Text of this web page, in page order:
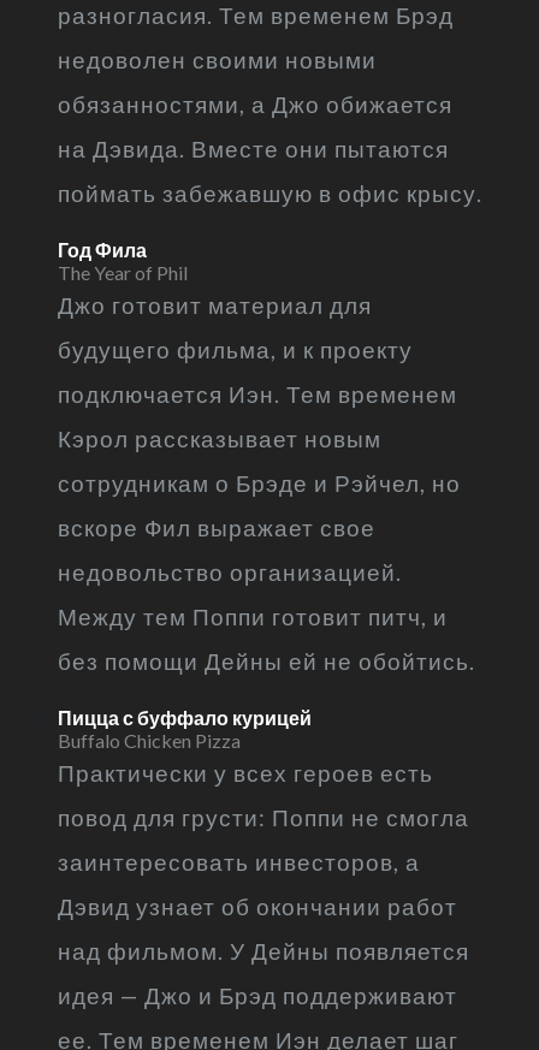
разногласия. Тем временем Брэд
недоволен своими новыми
обязанностями, а Джо обижается
на Дэвида. Вместе они пытаются
поймать забежавшую в офис крысу.
Год Фила
The Year of Phil
Джо готовит материал для
будущего фильма, и к проекту
подключается Иэн. Тем временем
Кэрол рассказывает новым
сотрудникам о Брэде и Рэйчел, но
вскоре Фил выражает свое
недовольство организацией.
Между тем Поппи готовит питч, и
без помощи Дейны ей не обойтись.
Пицца с буффало курицей
Buffalo Chicken Pizza
Практически у всех героев есть
повод для грусти: Поппи не смогла
заинтересовать инвесторов, а
Дэвид узнает об окончании работ
над фильмом. У Дейны появляется
идея — Джо и Брэд поддерживают
ее. Тем временем Иэн делает шаг